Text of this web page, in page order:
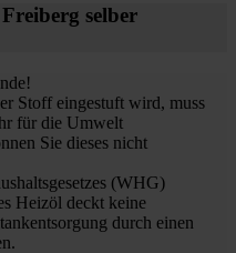
selber
Stoff eingestuft wird, muss
für die Umwelt
Sie dieses nicht
(WHG)
Heizöl deckt keine
durch einen